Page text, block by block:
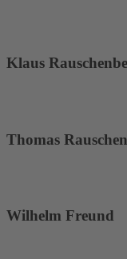
Klaus
Thomas
Wilhelm Freund